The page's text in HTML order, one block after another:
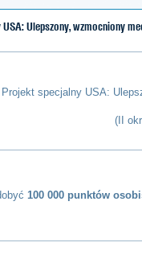
Ulepszony, wzmocniony
specjalny USA:
(II
100 000 punktów